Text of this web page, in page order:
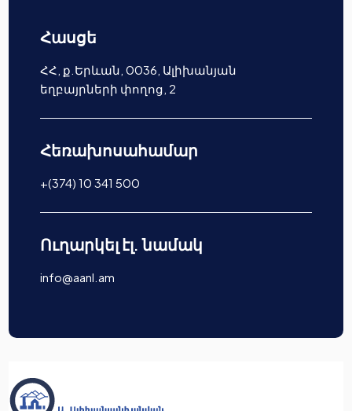
Հասցե
ՀՀ, ք.Երևան, 0036, Ալիխանյան
եղբայրների փողոց, 2
Հեռախոսահամար
+(374) 10 341 500
Ուղարկել էլ. նամակ
info@aanl.am